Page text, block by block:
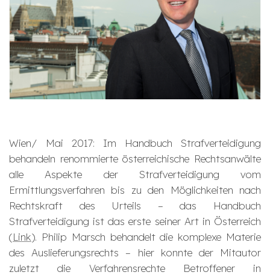
Wien/ Mai 2017: Im Handbuch Strafverteidigung
behandeln renommierte österreichische Rechtsanwälte
alle Aspekte der Strafverteidigung vom
Ermittlungsverfahren bis zu den Möglichkeiten nach
Rechtskraft des Urteils – das Handbuch
Strafverteidigung ist das erste seiner Art in Österreich
(Link). Philip Marsch behandelt die komplexe Materie
des Auslieferungsrechts – hier konnte der Mitautor
zuletzt die Verfahrensrechte Betroffener in